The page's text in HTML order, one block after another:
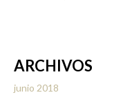
ARCHIVOS
junio 2018